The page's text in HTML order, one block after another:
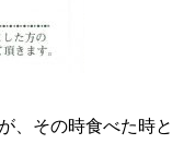
、その時食べた時と